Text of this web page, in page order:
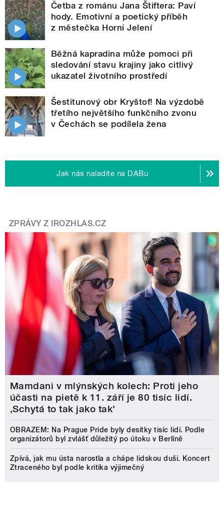
Četba z románu Jana Štiftera: Paví
hody. Emotivní a poetický příběh
z městečka Horní Jelení
Běžná kapradina může pomoci při
sledování stavu krajiny jako citlivý
ukazatel životního prostředí
Šestitunový obr Kryštof! Na výzdobě
třetího největšího funkčního zvonu
v Čechách se podílela žena
Jak nás naladíte na DABu
ZPRÁVY Z IROZHLAS.CZ
Mamdani v mlýnských kolech: Proti jeho
účasti na pietě k 11. září je 80 tisíc lidí.
‚Schytá to tak jako tak'
OBRAZEM: Na Prague Pride byly desítky tisíc lidí. Podle
organizátorů byl zvlášť důležitý po útoku v Berlíně
Zpívá, jak mu ústa narostla a chápe lidskou duši. Koncert
Ztraceného byl podle kritika výjimečný